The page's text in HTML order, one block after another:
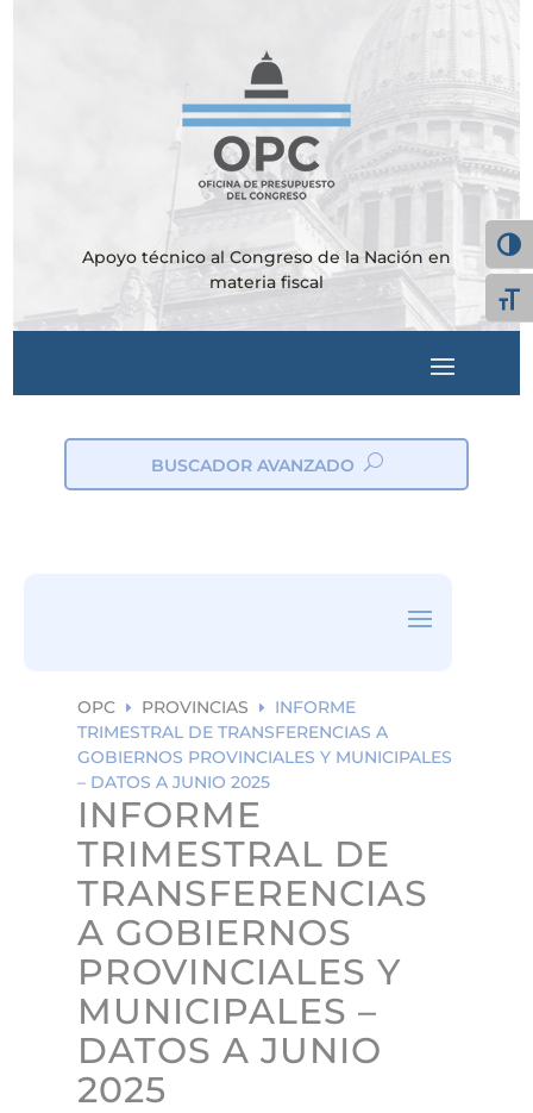
Apoyo técnico al Congreso de la Nación en
materia fiscal
BUSCADOR AVANZADO
OPC E PROVINCIAS E
INFORME
TRIMESTRAL DE TRANSFERENCIAS A
GOBIERNOS PROVINCIALES Y MUNICIPALES
– DATOS A JUNIO 2025
INFORME
TRIMESTRAL DE
TRANSFERENCIAS
A GOBIERNOS
PROVINCIALES Y
MUNICIPALES –
DATOS A JUNIO
2025